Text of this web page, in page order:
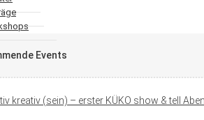
Events
kreativ (sein) – erster KÜKO show & tell